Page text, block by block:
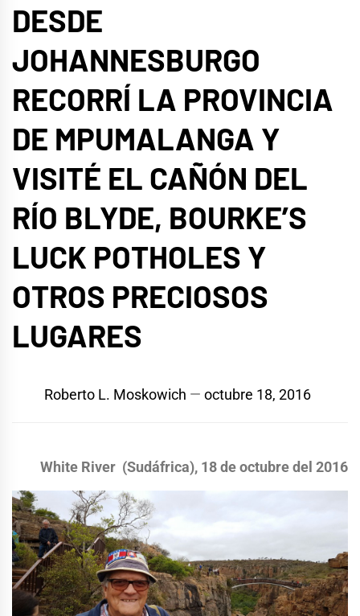
DESDE
JOHANNESBURGO
RECORRÍ LA PROVINCIA
DE MPUMALANGA Y
VISITÉ EL CAÑÓN DEL
RÍO BLYDE, BOURKE’S
LUCK POTHOLES Y
OTROS PRECIOSOS
LUGARES
Roberto L. Moskowich octubre 18, 2016
White River (Sudáfrica), 18 de octubre del 2016